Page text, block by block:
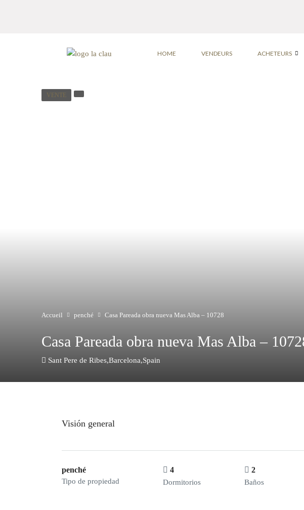
HOME VENDEURS ACHETEURS
VENTE
Accueil penché Casa Pareada obra nueva Mas Alba – 10728
Casa Pareada obra nueva Mas Alba –
Sant Pere de Ribes,Barcelona,Spain
Visión general
penché
Tipo de propiedad
4
Dormitorios
2
Baños